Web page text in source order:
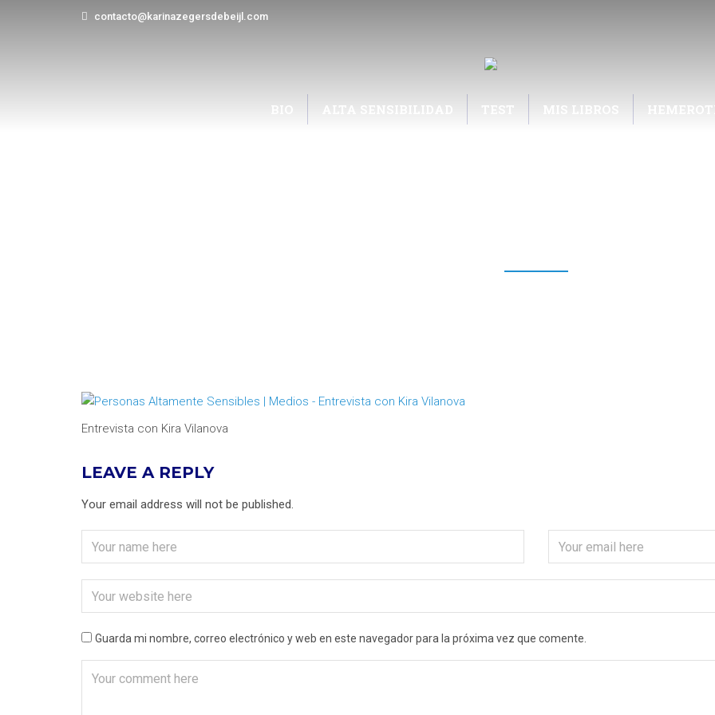
contacto@karinazegersdebeijl.com
BIO ALTA SENSIBILIDAD TEST MIS LIBROS
Entrevista con Kira Vilanova
LEAVE A REPLY
Your email address will not be published.
Guarda mi nombre, correo electrónico y web en este navegador para la próxima vez que comente.